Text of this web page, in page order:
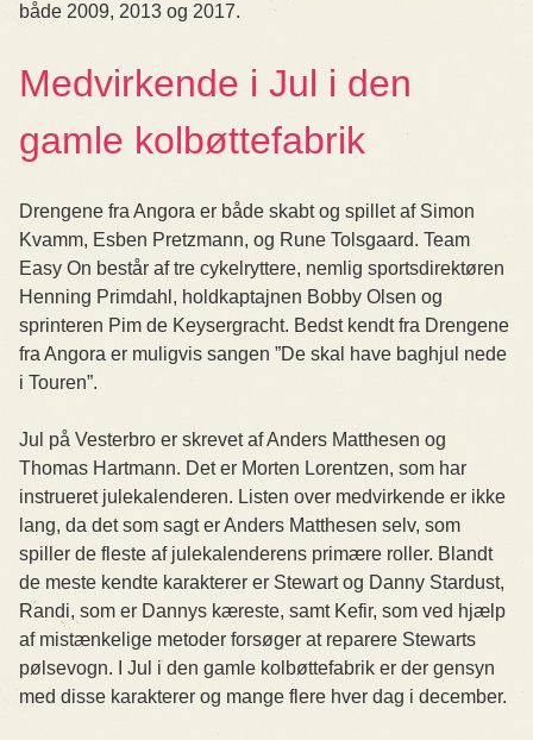
både 2009, 2013 og 2017.
Medvirkende i Jul i den
gamle kolbøttefabrik
Drengene fra Angora er både skabt og spillet af Simon
Kvamm, Esben Pretzmann, og Rune Tolsgaard. Team
Easy On består af tre cykelryttere, nemlig sportsdirektøren
Henning Primdahl, holdkaptajnen Bobby Olsen og
sprinteren Pim de Keysergracht. Bedst kendt fra Drengene
fra Angora er muligvis sangen ”De skal have baghjul nede
i Touren”.
Jul på Vesterbro er skrevet af Anders Matthesen og
Thomas Hartmann. Det er Morten Lorentzen, som har
instrueret julekalenderen. Listen over medvirkende er ikke
lang, da det som sagt er Anders Matthesen selv, som
spiller de fleste af julekalenderens primære roller. Blandt
de meste kendte karakterer er Stewart og Danny Stardust,
Randi, som er Dannys kæreste, samt Kefir, som ved hjælp
af mistænkelige metoder forsøger at reparere Stewarts
pølsevogn. I Jul i den gamle kolbøttefabrik er der gensyn
med disse karakterer og mange flere hver dag i december.